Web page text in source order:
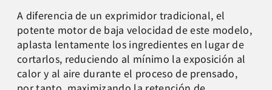
A diferencia de un exprimidor tradicional, el
potente motor de baja velocidad de este modelo,
aplasta lentamente los ingredientes en lugar de
cortarlos, reduciendo al mínimo la exposición al
calor y al aire durante el proceso de prensado,